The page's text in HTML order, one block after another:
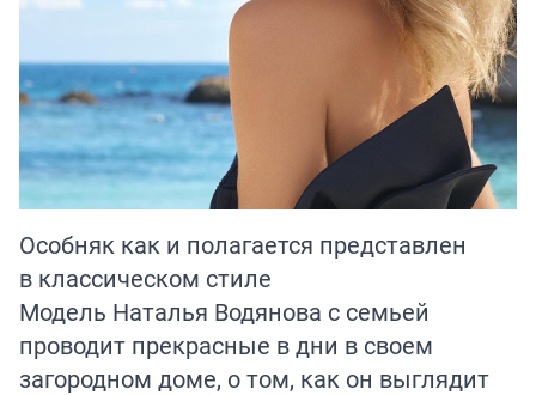
Особняк как и полагается представлен
в классическом стиле
Модель Наталья Водянова с семьей
проводит прекрасные в дни в своем
загородном доме, о том, как он выглядит